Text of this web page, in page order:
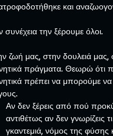
και
συνέχεια την ξέρουμε όλοι.
ζωή μας, στην δουλειά μας,
πράγματα. Θεωρώ ότι
πρέπει να μπορούμε
Αν δεν ξέρεις από πού
αντιθέτως αν δεν γνωρίζεις
γκαντεμιά, νόμος της φύσης